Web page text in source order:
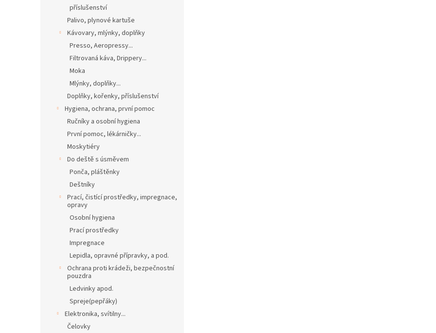
příslušenství
Palivo, plynové kartuše
Kávovary, mlýnky, doplňky
Presso, Aeropressy...
Filtrovaná káva, Drippery...
Moka
Mlýnky, doplňky...
Doplňky, kořenky, příslušenství
Hygiena, ochrana, první pomoc
Ručníky a osobní hygiena
První pomoc, lékárničky...
Moskytiéry
Do deště s úsměvem
Ponča, pláštěnky
Deštníky
Prací, čistící prostředky, impregnace,
opravy
Osobní hygiena
Prací prostředky
Impregnace
Lepidla, opravné přípravky, a pod.
Ochrana proti krádeži, bezpečnostní
pouzdra
Ledvinky apod.
Spreje(pepřáky)
Elektronika, svítilny...
Čelovky